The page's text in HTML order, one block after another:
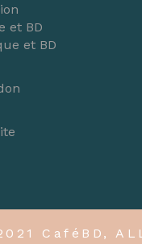
et BD
et BD
CaféBD, ALL